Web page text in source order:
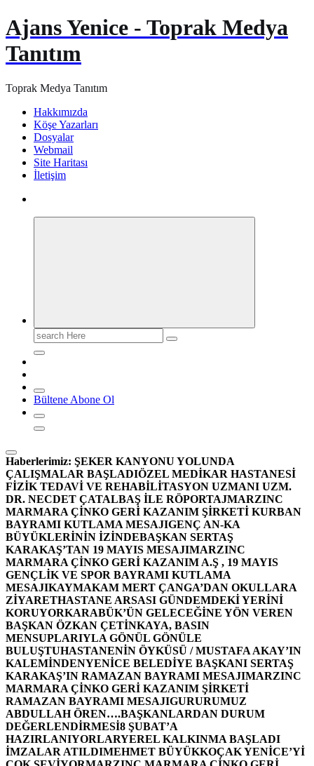
Ajans Yenice - Toprak Medya
Tanıtım
Toprak Medya Tanıtım
Hakkımızda
Köşe Yazarları
Dosyalar
Webmail
Site Haritası
İletişim
Search
for:
Bültene Abone Ol
Haberlerimiz: ŞEKER KANYONU YOLUNDA
ÇALIŞMALAR BAŞLADIÖZEL MEDİKAR HASTANESİ
FİZİK TEDAVİ VE REHABİLİTASYON UZMANI UZM.
DR. NECDET ÇATALBAŞ İLE RÖPORTAJMARZINC
MARMARA ÇİNKO GERİ KAZANIM ŞİRKETİ KURBAN
BAYRAMI KUTLAMA MESAJIGENÇ AN-KA
BÜYÜKLERİNİN İZİNDEBAŞKAN SERTAŞ
KARAKAŞ’TAN 19 MAYIS MESAJIMARZINC
MARMARA ÇİNKO GERİ KAZANIM A.Ş , 19 MAYIS
GENÇLİK VE SPOR BAYRAMI KUTLAMA
MESAJIKAYMAKAM MERT ÇANGA’DAN OKULLARA
ZİYARETHASTANE ARSASI GÜNDEMDEKİ YERİNİ
KORUYORKARABÜK’ÜN GELECEĞİNE YÖN VEREN
BAŞKAN ÖZKAN ÇETİNKAYA, BASIN
MENSUPLARIYLA GÖNÜL GÖNÜLE
BULUŞTUHASTANENİN ÖYKÜSÜ / MUSTAFA AKAY’IN
KALEMİNDENYENİCE BELEDİYE BAŞKANI SERTAŞ
KARAKAŞ’IN RAMAZAN BAYRAMI MESAJIMARZINC
MARMARA ÇİNKO GERİ KAZANIM ŞİRKETİ
RAMAZAN BAYRAMI MESAJIGURURUMUZ
ABDULLAH ÖREN….BAŞKANLARDAN DURUM
DEĞERLENDİRMESİ8 ŞUBAT’A
HAZIRLANIYORLARYEREL KALKINMA BAŞLADI
İMZALAR ATILDIMEHMET BÜYÜKKOÇAK YENİCE’Yİ